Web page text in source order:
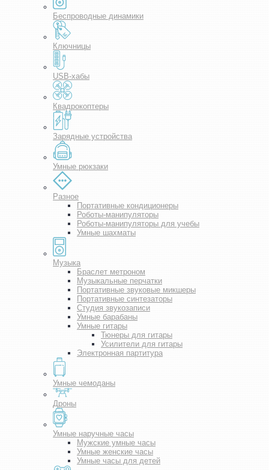
Беспроводные динамики
Ключницы
USB-хабы
Квадрокоптеры
Зарядные устройства
Умные рюкзаки
Разное
Портативные кондиционеры
Роботы-манипуляторы
Роботы-манипуляторы для учебы
Умные шахматы
Музыка
Браслет метроном
Музыкальные перчатки
Портативные звуковые микшеры
Портативные синтезаторы
Студия звукозаписи
Умные барабаны
Умные гитары
Тюнеры для гитары
Усилители для гитары
Электронная партитура
Умные чемоданы
Дроны
Умные наручные часы
Мужские умные часы
Умные женские часы
Умные часы для детей